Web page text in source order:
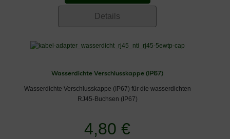
Details
Wasserdichte Verschlusskappe (IP67)
Wasserdichte Verschlusskappe (IP67) für die wasserdichten
RJ45-Buchsen (IP67)
4,80 €